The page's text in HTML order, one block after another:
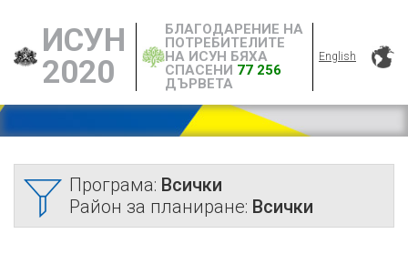
ИСУН
2020
БЛАГОДАРЕНИЕ НА
ПОТРЕБИТЕЛИТЕ
НА ИСУН БЯХА
СПАСЕНИ 77 256
ДЪРВЕТА
English
Програма: Всички
Район за планиране: Всички